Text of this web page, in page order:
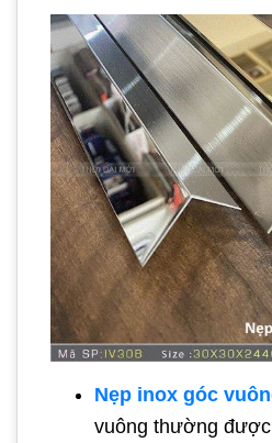
Nẹp inox góc
vuông thường